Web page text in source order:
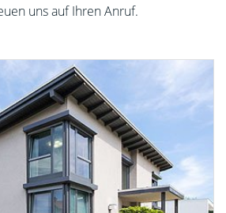
uns auf Ihren Anruf.